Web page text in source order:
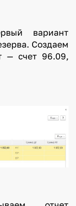
вариант
Создаем
— счет 96.09,